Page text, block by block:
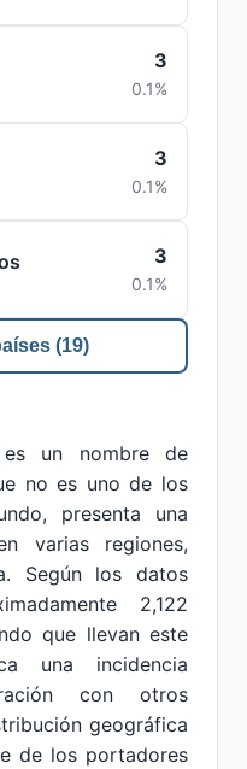
3
0.1%
3
0.1%
3
0.1%
(19)
es un nombre de
no es uno de los
presenta una
varias regiones,
Según los datos
2,122
que llevan este
una incidencia
con otros
geográfica
de los portadores